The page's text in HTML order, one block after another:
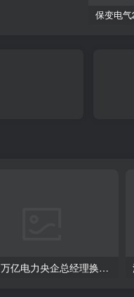
突发！万亿电力央企总经理换人！